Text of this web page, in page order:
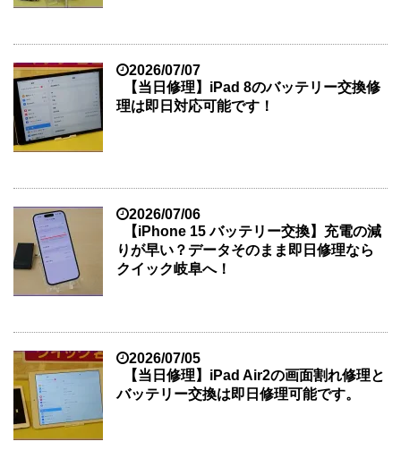
2026/07/07
【当日修理】iPad 8のバッテリー交換修
理は即日対応可能です！
2026/07/06
【iPhone 15 バッテリー交換】充電の減
りが早い？データそのまま即日修理なら
クイック岐阜へ！
2026/07/05
【当日修理】iPad Air2の画面割れ修理と
バッテリー交換は即日修理可能です。